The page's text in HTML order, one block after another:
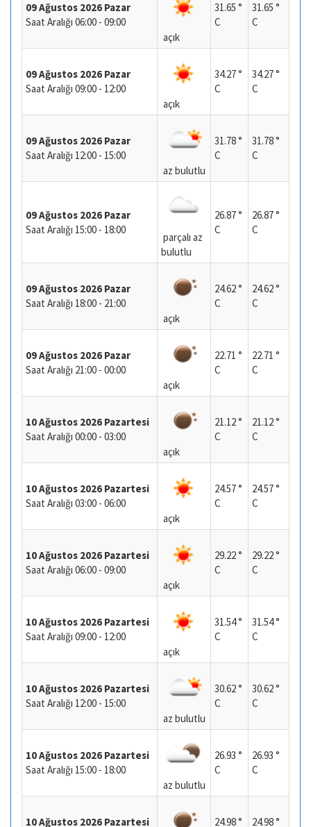
09 Ağustos 2026 Pazar
Saat Aralığı 06:00 - 09:00
açık
31.65 °
C
31.65 °
C
09 Ağustos 2026 Pazar
Saat Aralığı 09:00 - 12:00
açık
34.27 °
C
34.27 °
C
09 Ağustos 2026 Pazar
Saat Aralığı 12:00 - 15:00
az bulutlu
31.78 °
C
31.78 °
C
09 Ağustos 2026 Pazar
Saat Aralığı 15:00 - 18:00
parçalı az
bulutlu
26.87 °
C
26.87 °
C
09 Ağustos 2026 Pazar
Saat Aralığı 18:00 - 21:00
açık
24.62 °
C
24.62 °
C
09 Ağustos 2026 Pazar
Saat Aralığı 21:00 - 00:00
açık
22.71 °
C
22.71 °
C
10 Ağustos 2026 Pazartesi
Saat Aralığı 00:00 - 03:00
açık
21.12 °
C
21.12 °
C
10 Ağustos 2026 Pazartesi
Saat Aralığı 03:00 - 06:00
açık
24.57 °
C
24.57 °
C
10 Ağustos 2026 Pazartesi
Saat Aralığı 06:00 - 09:00
açık
29.22 °
C
29.22 °
C
10 Ağustos 2026 Pazartesi
Saat Aralığı 09:00 - 12:00
açık
31.54 °
C
31.54 °
C
10 Ağustos 2026 Pazartesi
Saat Aralığı 12:00 - 15:00
az bulutlu
30.62 °
C
30.62 °
C
10 Ağustos 2026 Pazartesi
Saat Aralığı 15:00 - 18:00
az bulutlu
26.93 °
C
26.93 °
C
10 Ağustos 2026 Pazartesi 24.98 ° 24.98 °